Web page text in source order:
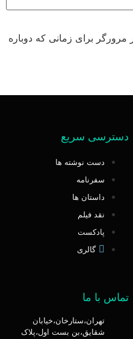
مرورگر برای زمانی که دوباره
دسترسی سریع
دست نوشته ها
سفرنامه
داستان ها
نقد فیلم
پادکست
گالری
تماس با ما
تهران،ستارخان،خیابان
شقایق،بن بست اول،پلاک